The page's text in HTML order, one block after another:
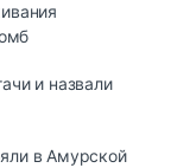
и назвали
в Амурской